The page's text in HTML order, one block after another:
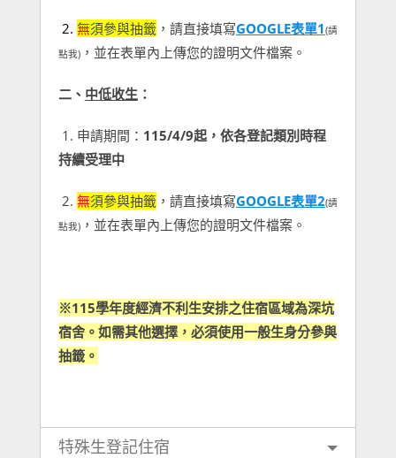
2. 無須參與抽籤，請直接填寫GOOGLE表單1(請
點我)，並在表單內上傳您的證明文件檔案。
二、 中低收生 ：
1. 申請期間： 115/4/9起，依各登記類別時程
持續受理中
2. 無須參與抽籤，請直接填寫GOOGLE表單2(請
點我)，並在表單內上傳您的證明文件檔案。
※115學年度經濟不利生安排之住宿區域為深坑
宿舍。如需其他選擇，必須使用一般生身分參與
抽籤。
特殊生登記住宿